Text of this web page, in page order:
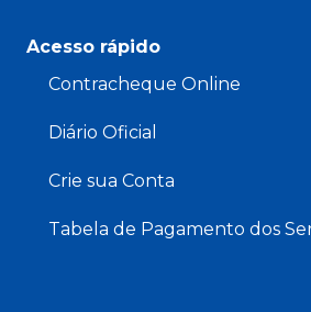
Acesso rápido
Contracheque Online
Diário Oficial
Crie sua Conta
Tabela de Pagamento dos